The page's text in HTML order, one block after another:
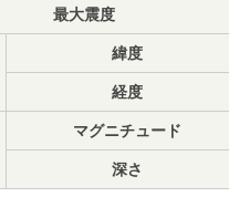
最大震度
緯度
経度
マグニチュード
深さ